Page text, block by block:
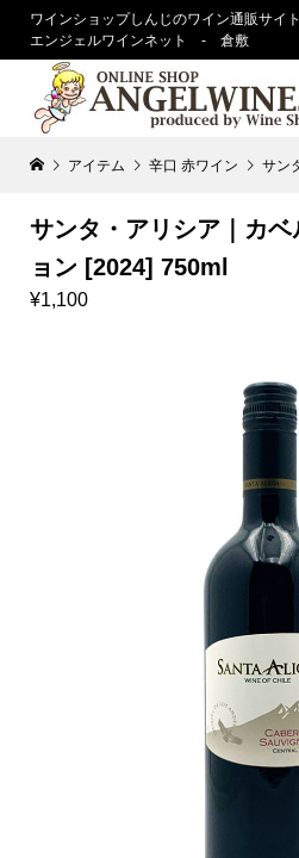
ワインショップしんじのワイン通販サイト
エンジェルワインネット - 倉敷
アイテム 辛口 赤ワイン サンタ・
サンタ・アリシア｜カ
ョン [2024] 750ml
¥1,100